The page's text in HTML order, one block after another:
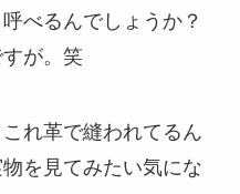
べるんでしょうか？
が。笑
れ革で縫われてるん
を見てみたい気にな